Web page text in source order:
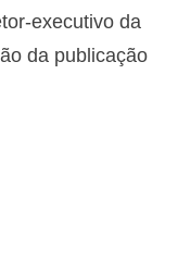
executivo da
da publicação